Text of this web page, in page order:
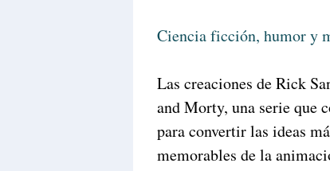
Ciencia ficción, humor y
Las creaciones de Rick
and Morty, una serie que
para convertir las ideas
memorables de la